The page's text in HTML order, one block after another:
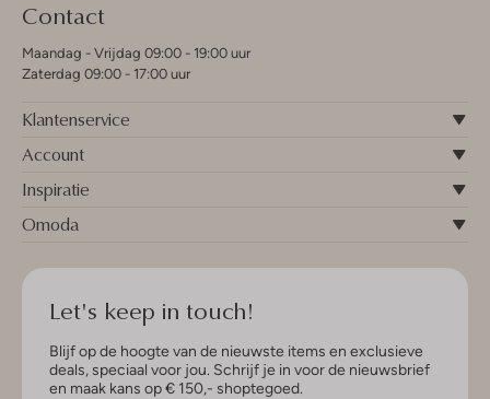
Contact
Maandag - Vrijdag 09:00 - 19:00 uur
Zaterdag 09:00 - 17:00 uur
Klantenservice
Account
Inspiratie
Omoda
Let's keep in touch!
Blijf op de hoogte van de nieuwste items en exclusieve
deals, speciaal voor jou. Schrijf je in voor de nieuwsbrief
en maak kans op € 150,- shoptegoed.